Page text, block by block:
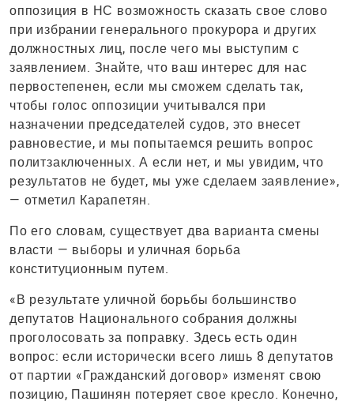
оппозиция в НС возможность сказать свое слово
при избрании генерального прокурора и других
должностных лиц, после чего мы выступим с
заявлением. Знайте, что ваш интерес для нас
первостепенен, если мы сможем сделать так,
чтобы голос оппозиции учитывался при
назначении председателей судов, это внесет
равновестие, и мы попытаемся решить вопрос
политзаключенных. А если нет, и мы увидим, что
результатов не будет, мы уже сделаем заявление»,
— отметил Карапетян.
По его словам, существует два варианта смены
власти — выборы и уличная борьба
конституционным путем.
«В результате уличной борьбы большинство
депутатов Национального собрания должны
проголосовать за поправку. Здесь есть один
вопрос: если исторически всего лишь 8 депутатов
от партии «Гражданский договор» изменят свою
позицию, Пашинян потеряет свое кресло. Конечно,